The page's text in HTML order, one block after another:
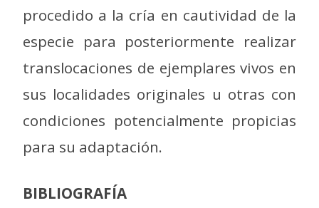
procedido a la cría en cautividad de la
especie para posteriormente realizar
translocaciones de ejemplares vivos en
sus localidades originales u otras con
condiciones potencialmente propicias
para su adaptación.
BIBLIOGRAFÍA